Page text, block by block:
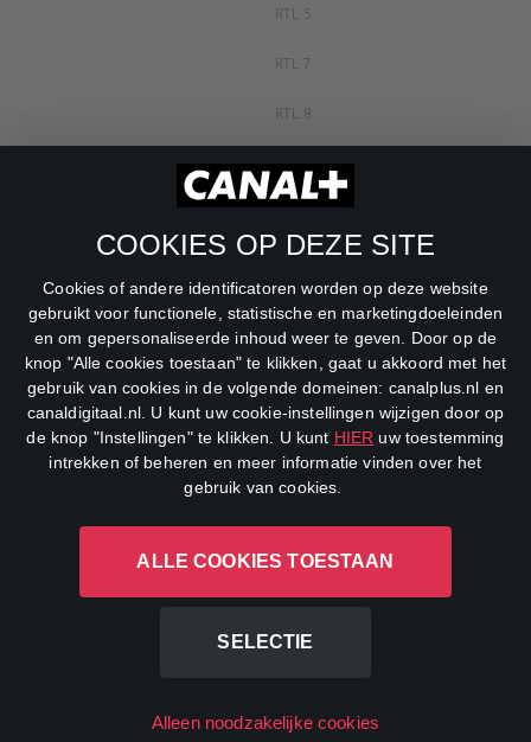
COOKIES OP DEZE SITE
Cookies of andere identificatoren worden op deze website
gebruikt voor functionele, statistische en marketingdoeleinden
en om gepersonaliseerde inhoud weer te geven. Door op de
knop "Alle cookies toestaan" te klikken, gaat u akkoord met het
gebruik van cookies in de volgende domeinen: canalplus.nl en
canaldigitaal.nl. U kunt uw cookie-instellingen wijzigen door op
de knop "Instellingen" te klikken. U kunt HIER uw toestemming
intrekken of beheren en meer informatie vinden over het
gebruik van cookies.
ALLE COOKIES TOESTAAN
SELECTIE
Alleen noodzakelijke cookies
RTL 5
RTL 7
RTL 8
RTL Z
SBS6
Veronica
DreamWorks Channel
CANAL+ Luxembourg S. à r.l., Rue Albert Borschette 4, L-1246